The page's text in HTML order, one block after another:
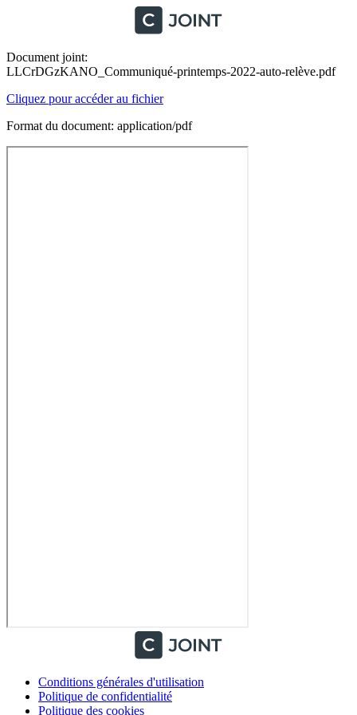
Document joint:
LLCrDGzKANO_Communiqué-printemps-2022-auto-relève.pdf
Cliquez pour accéder au fichier
Format du document: application/pdf
Conditions générales d'utilisation
Politique de confidentialité
Politique des cookies